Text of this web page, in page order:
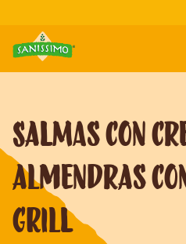
SALMAS CON
ALMENDRAS
GRILL